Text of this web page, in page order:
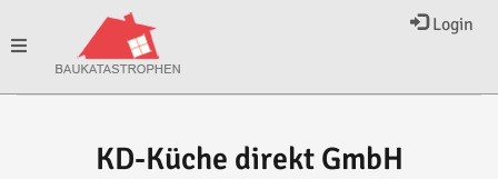
Login
Toggle
KD-Küche direkt GmbH